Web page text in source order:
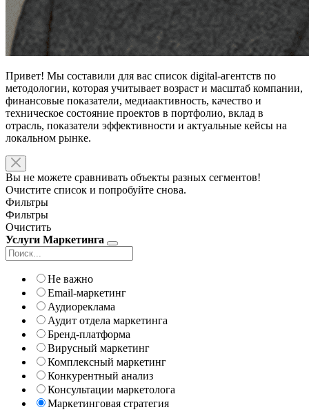
Привет! Мы составили для вас список digital-агентств по
методологии, которая учитывает возраст и масштаб компании,
финансовые показатели, медиаактивность, качество и
техническое состояние проектов в портфолио, вклад в
отрасль, показатели эффективности и актуальные кейсы на
локальном рынке.
Вы не можете сравнивать объекты разных сегментов!
Очистите список и попробуйте снова.
Фильтры
Фильтры
Очистить
Услуги Маркетинга
Не важно
Email-маркетинг
Аудиореклама
Аудит отдела маркетинга
Бренд-платформа
Вирусный маркетинг
Комплексный маркетинг
Конкурентный анализ
Консультации маркетолога
Маркетинговая стратегия